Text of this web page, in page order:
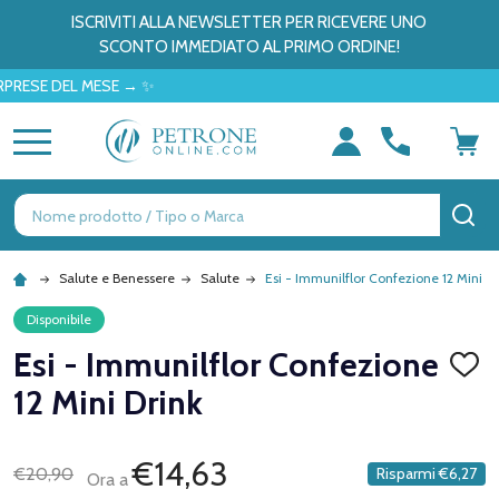
ISCRIVITI ALLA NEWSLETTER PER RICEVERE UNO
SCONTO IMMEDIATO AL PRIMO ORDINE!
MESE → ✨
Ricerca
Salute e Benessere Salute Esi - Immunilflor Confezione 12 Mini
Disponibile
Esi - Immunilflor Confezione
12 Mini Drink
€20,90
Ora a€14,63 Risparmi €6,27